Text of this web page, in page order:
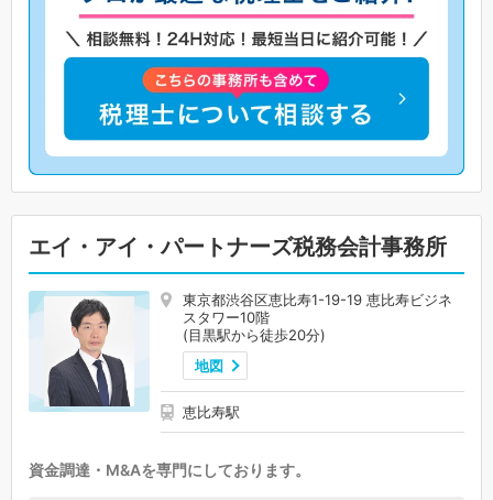
エイ・アイ・パートナーズ税務会計事務所
東京都渋谷区恵比寿1-19-19 恵比寿ビジネ
スタワー10階
(目黒駅から徒歩20分)
地図
恵比寿駅
資金調達・M&Aを専門にしております。